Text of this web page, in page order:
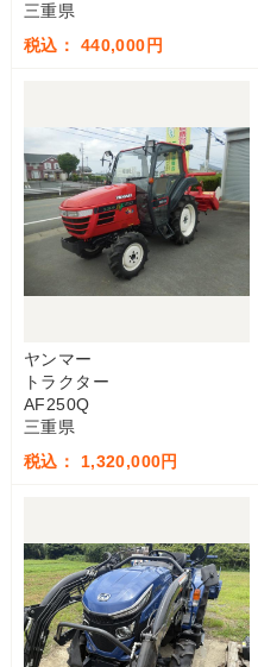
三重県
税込： 440,000円
ヤンマー
トラクター
AF250Q
三重県
税込： 1,320,000円